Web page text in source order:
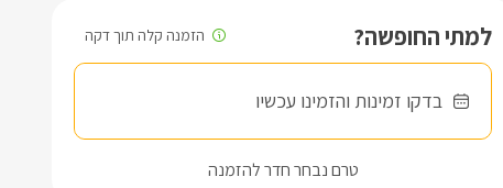
למתי החופשה?
בדקו זמינות והזמינו עכשיו
טרם נבחר חדר להזמנה